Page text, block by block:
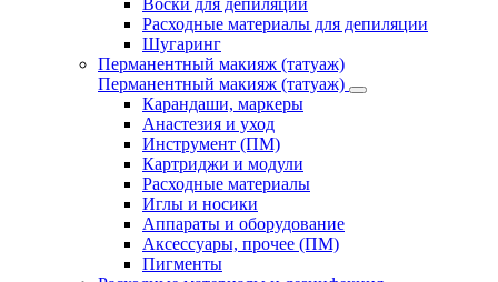
Воски для депиляции
Расходные материалы для депиляции
Шугаринг
Перманентный макияж (татуаж)
Перманентный макияж (татуаж)
Карандаши, маркеры
Анастезия и уход
Инструмент (ПМ)
Картриджи и модули
Расходные материалы
Иглы и носики
Аппараты и оборудование
Аксессуары, прочее (ПМ)
Пигменты